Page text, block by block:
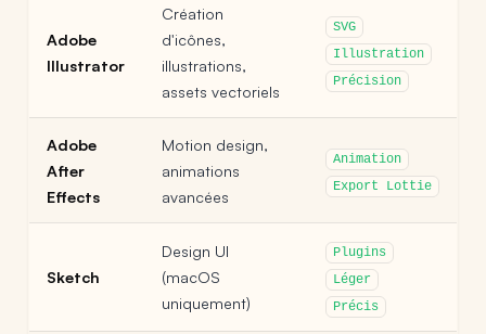
Adobe
Illustrator
Création
d'icônes,
illustrations,
assets vectoriels
SVG
Illustration
Précision
Adobe
After
Effects
Motion design,
animations
avancées
Animation
Export Lottie
Sketch
Design UI
(macOS
uniquement)
Plugins
Léger
Précis